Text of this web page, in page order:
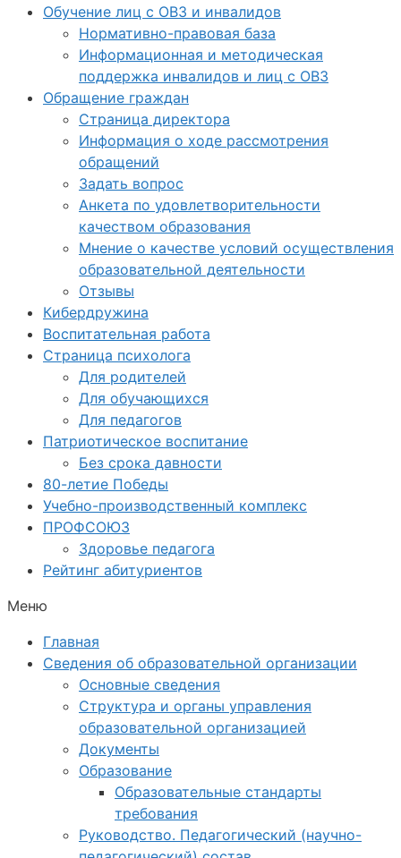
Обучение лиц с ОВЗ и инвалидов
Нормативно-правовая база
Информационная и методическая
поддержка инвалидов и лиц с ОВЗ
Обращение граждан
Страница директора
Информация о ходе рассмотрения
обращений
Задать вопрос
Анкета по удовлетворительности
качеством образования
Мнение о качестве условий осуществления
образовательной деятельности
Отзывы
Кибердружина
Воспитательная работа
Страница психолога
Для родителей
Для обучающихся
Для педагогов
Патриотическое воспитание
Без срока давности
80-летие Победы
Учебно-производственный комплекс
ПРОФСОЮЗ
Здоровье педагога
Рейтинг абитуриентов
Меню
Главная
Сведения об образовательной организации
Основные сведения
Структура и органы управления
образовательной организацией
Документы
Образование
Образовательные стандарты
требования
Руководство. Педагогический (научно-